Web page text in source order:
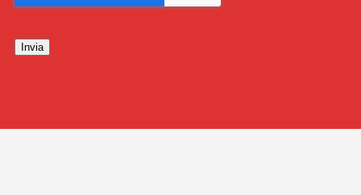
Invia